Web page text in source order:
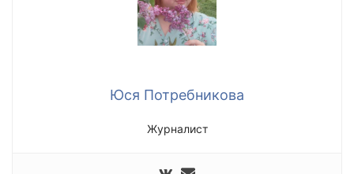
Юся Потребникова
Журналист